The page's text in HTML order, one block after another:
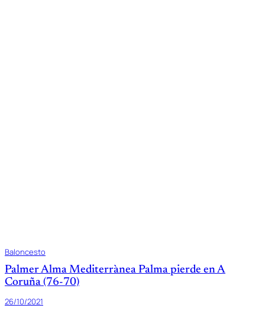
Baloncesto
Palmer Alma Mediterrànea Palma pierde en A
Coruña (76-70)
26/10/2021